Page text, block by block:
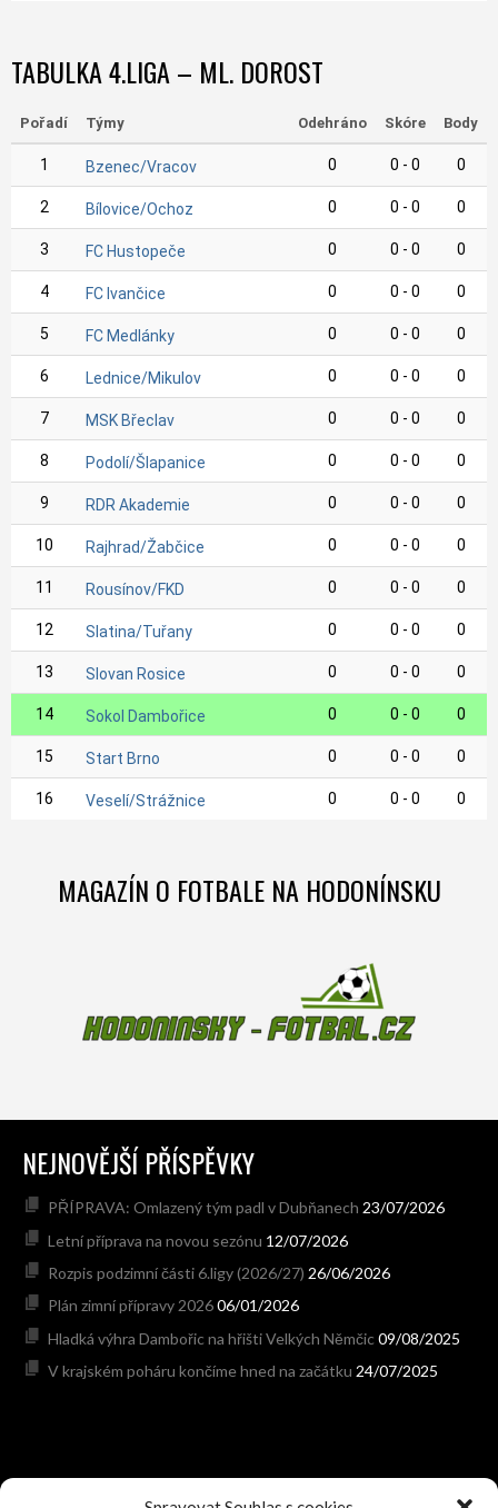
TABULKA 4.LIGA – ML. DOROST
Pořadí Týmy Odehráno Skóre Body
1 Bzenec/Vracov 0 0 - 0 0
2 Bílovice/Ochoz 0 0 - 0 0
3 FC Hustopeče 0 0 - 0 0
4 FC Ivančice 0 0 - 0 0
5 FC Medlánky 0 0 - 0 0
6 Lednice/Mikulov 0 0 - 0 0
7 MSK Břeclav 0 0 - 0 0
8 Podolí/Šlapanice 0 0 - 0 0
9 RDR Akademie 0 0 - 0 0
10 Rajhrad/Žabčice 0 0 - 0 0
11 Rousínov/FKD 0 0 - 0 0
12 Slatina/Tuřany 0 0 - 0 0
13 Slovan Rosice 0 0 - 0 0
14 Sokol Dambořice 0 0 - 0 0
15 Start Brno 0 0 - 0 0
16 Veselí/Strážnice 0 0 - 0 0
MAGAZÍN O FOTBALE NA HODONÍNSKU
NEJNOVĚJŠÍ PŘÍSPĚVKY
PŘÍPRAVA: Omlazený tým padl v Dubňanech 23/07/2026
Letní příprava na novou sezónu 12/07/2026
Rozpis podzimní části 6.ligy (2026/27) 26/06/2026
Plán zimní přípravy 202606/01/2026
Hladká výhra Dambořic na hřišti Velkých Němčic 09/08/2025
V krajském poháru končíme hned na začátku 24/07/2025